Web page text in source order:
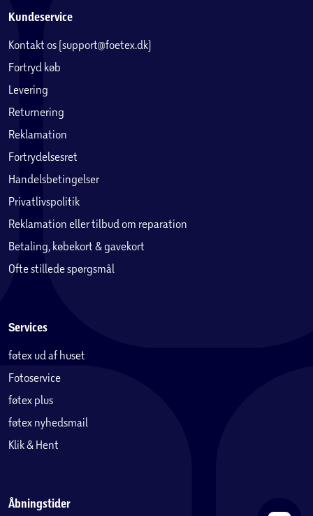
Kundeservice
Kontakt os (support@foetex.dk)
Fortryd køb
Levering
Returnering
Reklamation
Fortrydelsesret
Handelsbetingelser
Privatlivspolitik
Reklamation eller tilbud om reparation
Betaling, købekort & gavekort
Ofte stillede spørgsmål
Services
føtex ud af huset
Fotoservice
føtex plus
føtex nyhedsmail
Klik & Hent
Åbningstider